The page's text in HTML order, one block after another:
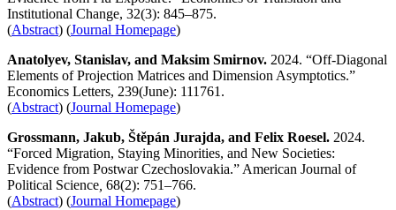
Institutional Change, 32(3): 845–875.
(Abstract) (Journal Homepage)
Anatolyev, Stanislav, and Maksim Smirnov. 2024. “Off-Diagonal
Elements of Projection Matrices and Dimension Asymptotics.”
Economics Letters, 239(June): 111761.
(Abstract) (Journal Homepage)
Grossmann, Jakub, Štěpán Jurajda, and Felix Roesel. 2024.
“Forced Migration, Staying Minorities, and New Societies:
Evidence from Postwar Czechoslovakia.” American Journal of
Political Science 68(2): 751–766.
(Abstract) (Journal Homepage)